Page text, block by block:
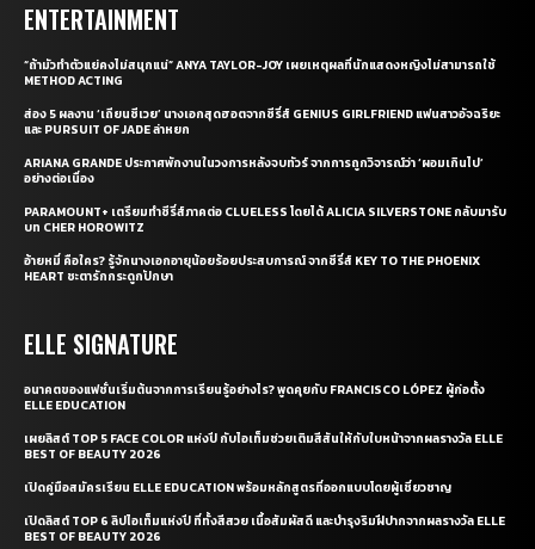
ENTERTAINMENT
“ถ้ามัวทำตัวแย่คงไม่สนุกแน่” ANYA TAYLOR-JOY เผยเหตุผลที่นักแสดงหญิงไม่สามารถใช้
METHOD ACTING
ส่อง 5 ผลงาน ‘เถียนซีเวย’ นางเอกสุดฮอตจากซีรี่ส์ GENIUS GIRLFRIEND แฟนสาวอัจฉริยะ
และ PURSUIT OF JADE ล่าหยก
ARIANA GRANDE ประกาศพักงานในวงการหลังจบทัวร์ จากการถูกวิจารณ์ว่า ‘ผอมเกินไป’
อย่างต่อเนื่อง
PARAMOUNT+ เตรียมทำซีรี่ส์ภาคต่อ CLUELESS โดยได้ ALICIA SILVERSTONE กลับมารับ
บท CHER HOROWITZ
อ้ายหมี่ คือใคร? รู้จักนางเอกอายุน้อยร้อยประสบการณ์ จากซีรี่ส์ KEY TO THE PHOENIX
HEART ชะตารักกระดูกปักษา
ELLE SIGNATURE
อนาคตของแฟชั่นเริ่มต้นจากการเรียนรู้อย่างไร? พูดคุยกับ FRANCISCO LÓPEZ ผู้ก่อตั้ง
ELLE EDUCATION
เผยลิสต์ TOP 5 FACE COLOR แห่งปี กับไอเท็มช่วยเติมสีสันให้กับใบหน้าจากผลรางวัล ELLE
BEST OF BEAUTY 2026
เปิดคู่มือสมัครเรียน ELLE EDUCATION พร้อมหลักสูตรที่ออกแบบโดยผู้เชี่ยวชาญ
เปิดลิสต์ TOP 6 ลิปไอเท็มแห่งปี ที่ทั้งสีสวย เนื้อสัมผัสดี และบำรุงริมฝีปากจากผลรางวัล ELLE
BEST OF BEAUTY 2026